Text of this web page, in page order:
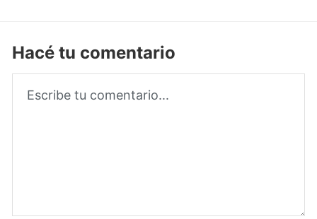
Hacé tu comentario